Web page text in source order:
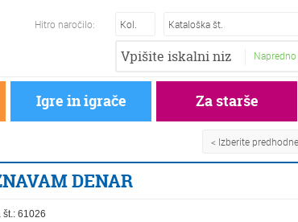
Hitro naročilo:
Igre in igrače Za starše
< Izberite
DENAR
št.:61026